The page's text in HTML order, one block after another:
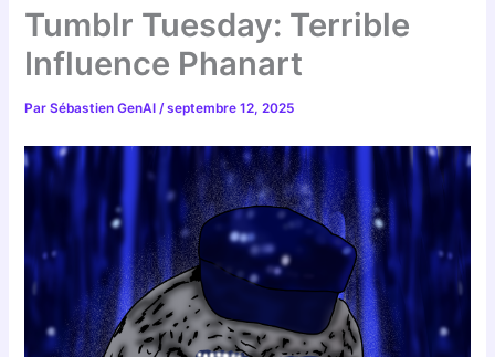
Tumblr Tuesday: Terrible
Influence Phanart
ParSébastien GenAI/septembre 12, 2025